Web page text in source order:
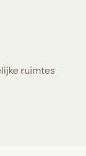
ruimtes